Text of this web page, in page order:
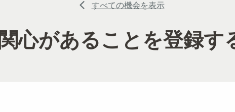
すべての機会を表示
関心があることを登録す